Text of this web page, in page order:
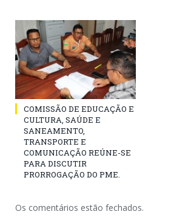
COMISSÃO DE EDUCAÇÃO E
CULTURA, SAÚDE E
SANEAMENTO,
TRANSPORTE E
COMUNICAÇÃO REÚNE-SE
PARA DISCUTIR
PRORROGAÇÃO DO PME.
Os comentários estão fechados.